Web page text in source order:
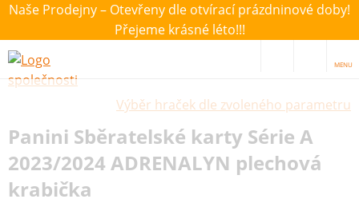
Naše Prodejny – Otevřeny dle otvírací prázdninové doby!
Přejeme krásné léto!!!
MENU
Výběr hraček dle zvoleného parametru
Panini Sběratelské karty Série A
2023/2024 ADRENALYN plechová
krabička